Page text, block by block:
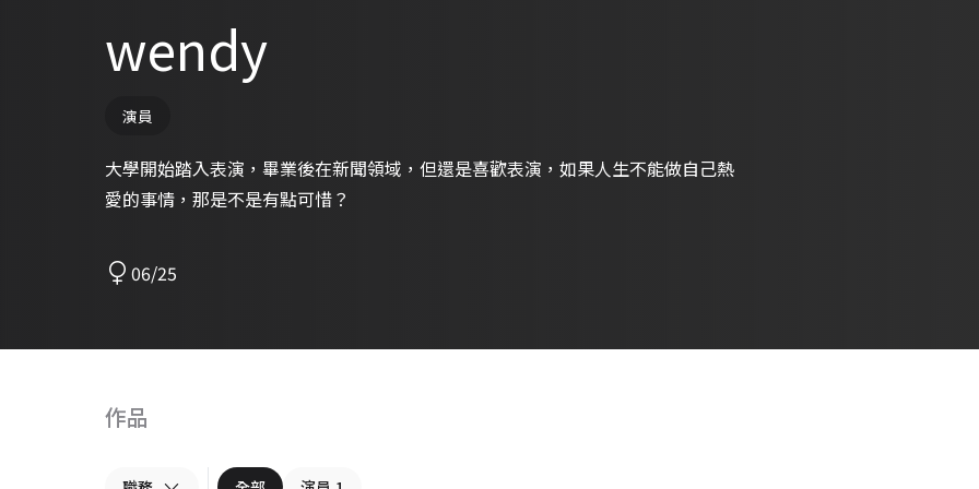
wendy
演員
大學開始踏入表演，畢業後在新聞領域，但還是喜歡表演，如果人生不能做自己熱
愛的事情，那是不是有點可惜？
06/25
作品